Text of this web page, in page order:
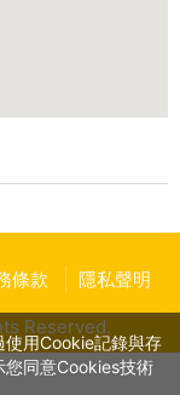
條款 隱私聲明
Reserved.
使用Cookie記錄與存
您同意Cookies技術